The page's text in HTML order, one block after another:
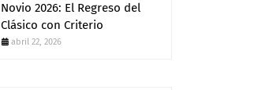
Novio 2026: El Regreso del
Clásico con Criterio
abril 22, 2026